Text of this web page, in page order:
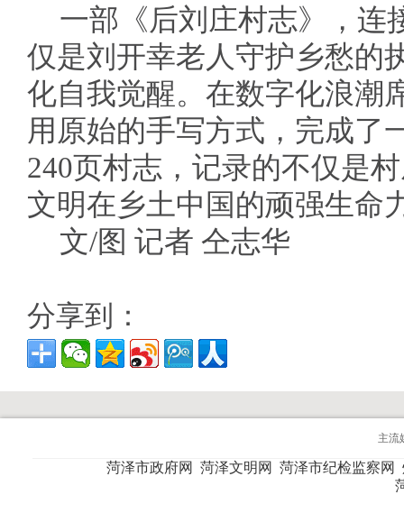
一部《后刘庄村志》，连
仅是刘开幸老人守护乡愁的
化自我觉醒。在数字化浪潮
用原始的手写方式，完成了
240页村志，记录的不仅是
文明在乡土中国的顽强生命
文/图 记者 仝志华
分享到：
主流
菏泽市政府网 菏泽文明网 菏泽市纪检监察网